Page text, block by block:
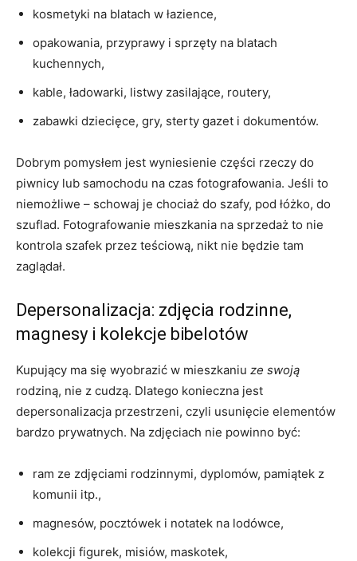
kosmetyki na blatach w łazience,
opakowania, przyprawy i sprzęty na blatach
kuchennych,
kable, ładowarki, listwy zasilające, routery,
zabawki dziecięce, gry, sterty gazet i dokumentów.
Dobrym pomysłem jest wyniesienie części rzeczy do
piwnicy lub samochodu na czas fotografowania. Jeśli to
niemożliwe – schowaj je chociaż do szafy, pod łóżko, do
szuflad. Fotografowanie mieszkania na sprzedaż to nie
kontrola szafek przez teściową, nikt nie będzie tam
zaglądał.
Depersonalizacja: zdjęcia rodzinne,
magnesy i kolekcje bibelotów
Kupujący ma się wyobrazić w mieszkaniu ze swoją
rodziną, nie z cudzą. Dlatego konieczna jest
depersonalizacja przestrzeni, czyli usunięcie elementów
bardzo prywatnych. Na zdjęciach nie powinno być:
ram ze zdjęciami rodzinnymi, dyplomów, pamiątek z
komunii itp.,
magnesów, pocztówek i notatek na lodówce,
kolekcji figurek, misiów, maskotek,